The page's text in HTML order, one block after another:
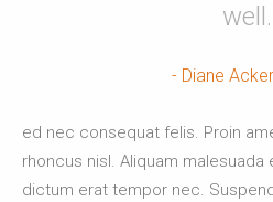
well.
Diane
ed nec consequat felis. Proin
rhoncus nisl. Aliquam
dictum erat tempor nec.